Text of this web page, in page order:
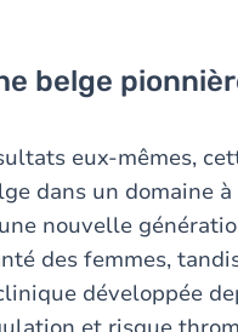
belge
eux-mêmes,
dans un domaine
nouvelle
des femmes,
développée